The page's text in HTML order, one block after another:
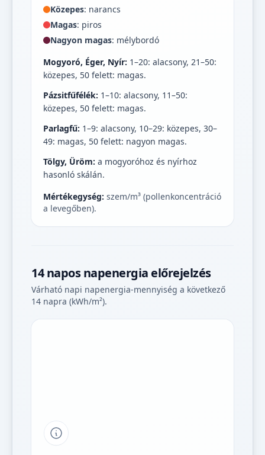
Közepes: narancs
Magas: piros
Nagyon magas: mélybordó
Mogyoró, Éger, Nyír: 1–20: alacsony, 21–50:
közepes, 50 felett: magas.
Pázsitfűfélék: 1–10: alacsony, 11–50:
közepes, 50 felett: magas.
Parlagfű: 1–9: alacsony, 10–29: közepes, 30–
49: magas, 50 felett: nagyon magas.
Tölgy, Üröm: a mogyoróhoz és nyírhoz
hasonló skálán.
Mértékegység: szem/m³ (pollenkoncentráció
a levegőben).
14 napos napenergia előrejelzés
Várható napi napenergia-mennyiség a következő
14 napra (kWh/m²).
Tipp a grafikon jelmagyarázatához